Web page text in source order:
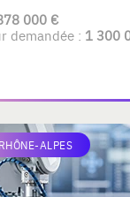
000 €
demandée : 1 300
ALPES